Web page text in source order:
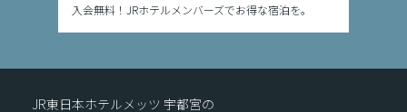
入会無料！JRホテルメンバーズでお得な宿泊を。
JR東日本ホテルメッツ 宇都宮の